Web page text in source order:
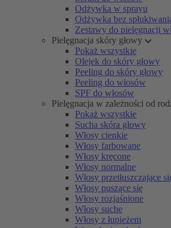
Odżywka w sprayu
Odżywka bez
Zestawy do pielęgnacji
Pielęgnacja skóry głowy
Pokaż wszystkie
Olejek do skóry głowy
Peeling do skóry głowy
Peeling do włosów
SPF do włosów
Pielęgnacja w zależności od
Pokaż wszystkie
Sucha skóra głowy
Włosy cienkie
Włosy farbowane
Włosy kręcone
Włosy normalne
Włosy przetłuszczające
Włosy puszące się
Włosy rozjaśnione
Włosy suche
Włosy z łupieżem